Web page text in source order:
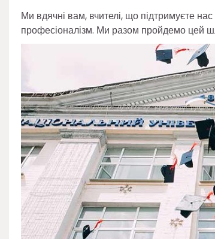
Ми вдячні вам, вчителі, що підтримуєте
професіоналізм. Ми разом пройдемо цей